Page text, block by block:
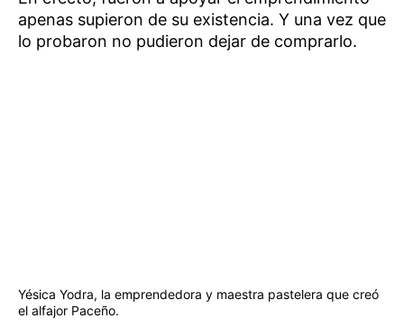
apenas supieron de su existencia. Y una vez que
lo probaron no pudieron dejar de comprarlo.
Yésica Yodra, la emprendedora y maestra pastelera que creó
el alfajor Paceño.